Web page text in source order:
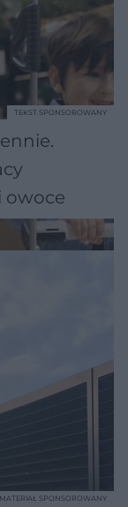
owoce
TEKST SPONSOROWANY
MATERIAŁ SPONSOROWANY